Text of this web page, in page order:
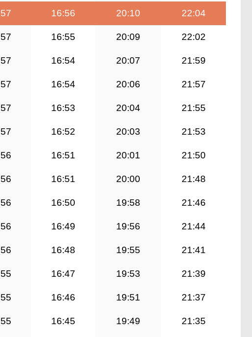
16:56 20:10 22:04
16:55 20:09 22:02
16:54 20:07 21:59
16:54 20:06 21:57
16:53 20:04 21:55
16:52 20:03 21:53
16:51 20:01 21:50
16:51 20:00 21:48
16:50 19:58 21:46
16:49 19:56 21:44
16:48 19:55 21:41
16:47 19:53 21:39
16:46 19:51 21:37
16:45 19:49 21:35